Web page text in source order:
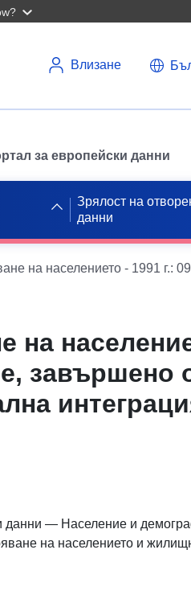
Влизане
за европейски данни
Зрялост на
данни
на
завършено
данни — Население и
на населението и